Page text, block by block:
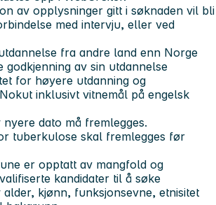
av opplysninger gitt i søknaden vil bli
med intervju, eller ved
fra andre land enn Norge
godkjenning av sin utdannelse
for høyere utdanning og
inklusivt vitnemål på engelsk
nyere dato må fremlegges.
tuberkulose skal fremlegges før
er opptatt av mangfold og
kandidater til å søke
alder, kjønn, funksjonsevne, etnisitet